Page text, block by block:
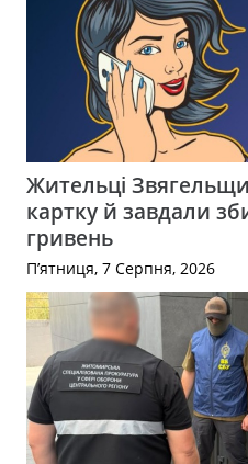
Жительці
картку й завдали
гривень
П’ятниця, 7 Серпня, 2026